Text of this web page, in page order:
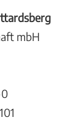
mbH